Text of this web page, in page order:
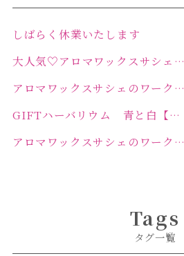
しばらく休業いたします
大人気♡アロマワックスサシェ作り
アロマワックスサシェのワークショップinPOLA中込原店 VOL.2
GIFTハーバリウム 青と白【佐久市 ハーバリウム ギフト】
アロマワックスサシェのワークショップinPOLA中込原店ご報告【佐久市 キャンドル サシェ】
Tags
タグ一覧